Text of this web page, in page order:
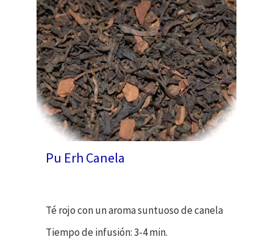
Pu Erh Canela
Té rojo con un aroma suntuoso de canela
Tiempo de infusión: 3-4 min.